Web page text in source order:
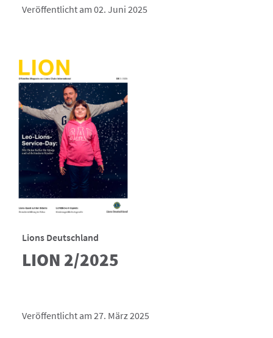
Veröffentlicht am 02. Juni 2025
Lions Deutschland
LION 2/2025
Veröffentlicht am 27. März 2025